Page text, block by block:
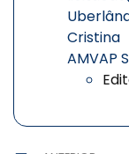
AMVAP